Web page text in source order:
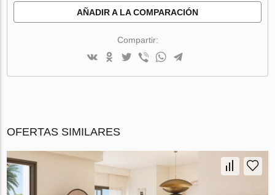
AÑADIR A LA COMPARACIÓN
Compartir:
OFERTAS SIMILARES